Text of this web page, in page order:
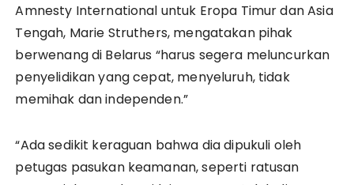
Amnesty International untuk Eropa Timur dan Asia
Tengah, Marie Struthers, mengatakan pihak
berwenang di Belarus “harus segera meluncurkan
penyelidikan yang cepat, menyeluruh, tidak
memihak dan independen.”
“Ada sedikit keraguan bahwa dia dipukuli oleh
petugas pasukan keamanan, seperti ratusan